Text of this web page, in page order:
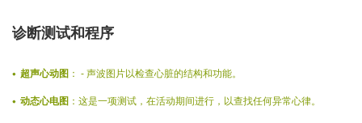
诊断测试和程序
超声心动图 ： - 声波图片以检查心脏的结构和功能。
动态心电图 ：这是一项测试，在活动期间进行，以查找任何异常心律。